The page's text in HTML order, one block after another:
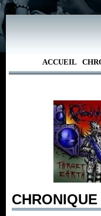
ACCUEIL
CHRONIQUE